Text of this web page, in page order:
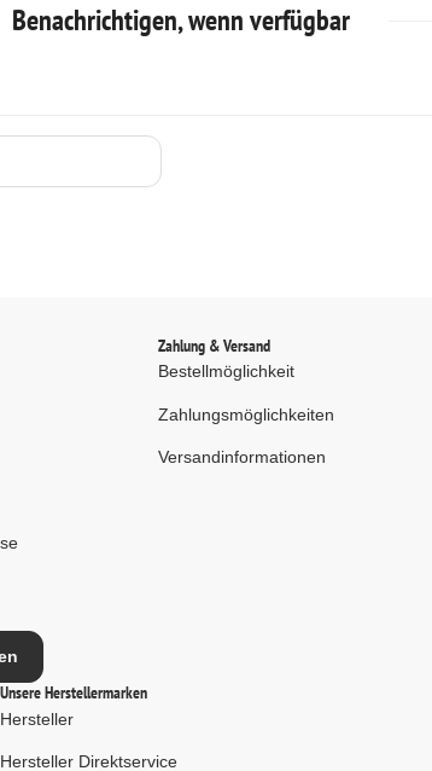
Benachrichtigen, wenn verfügbar
Zahlung & Versand
Bestellmöglichkeit
Zahlungsmöglichkeiten
Versandinformationen
Unsere Herstellermarken
Hersteller
Hersteller Direktservice